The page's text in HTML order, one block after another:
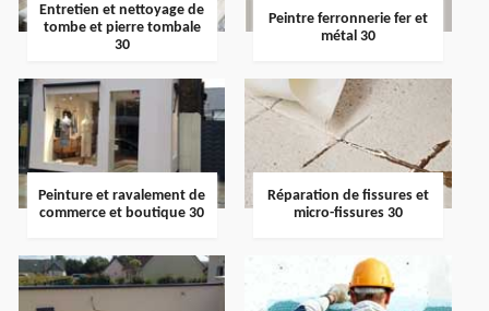
Entretien et nettoyage de
tombe et pierre tombale
30
Peintre ferronnerie fer et
métal 30
Peinture et ravalement de
commerce et boutique 30
Réparation de fissures et
micro-fissures 30